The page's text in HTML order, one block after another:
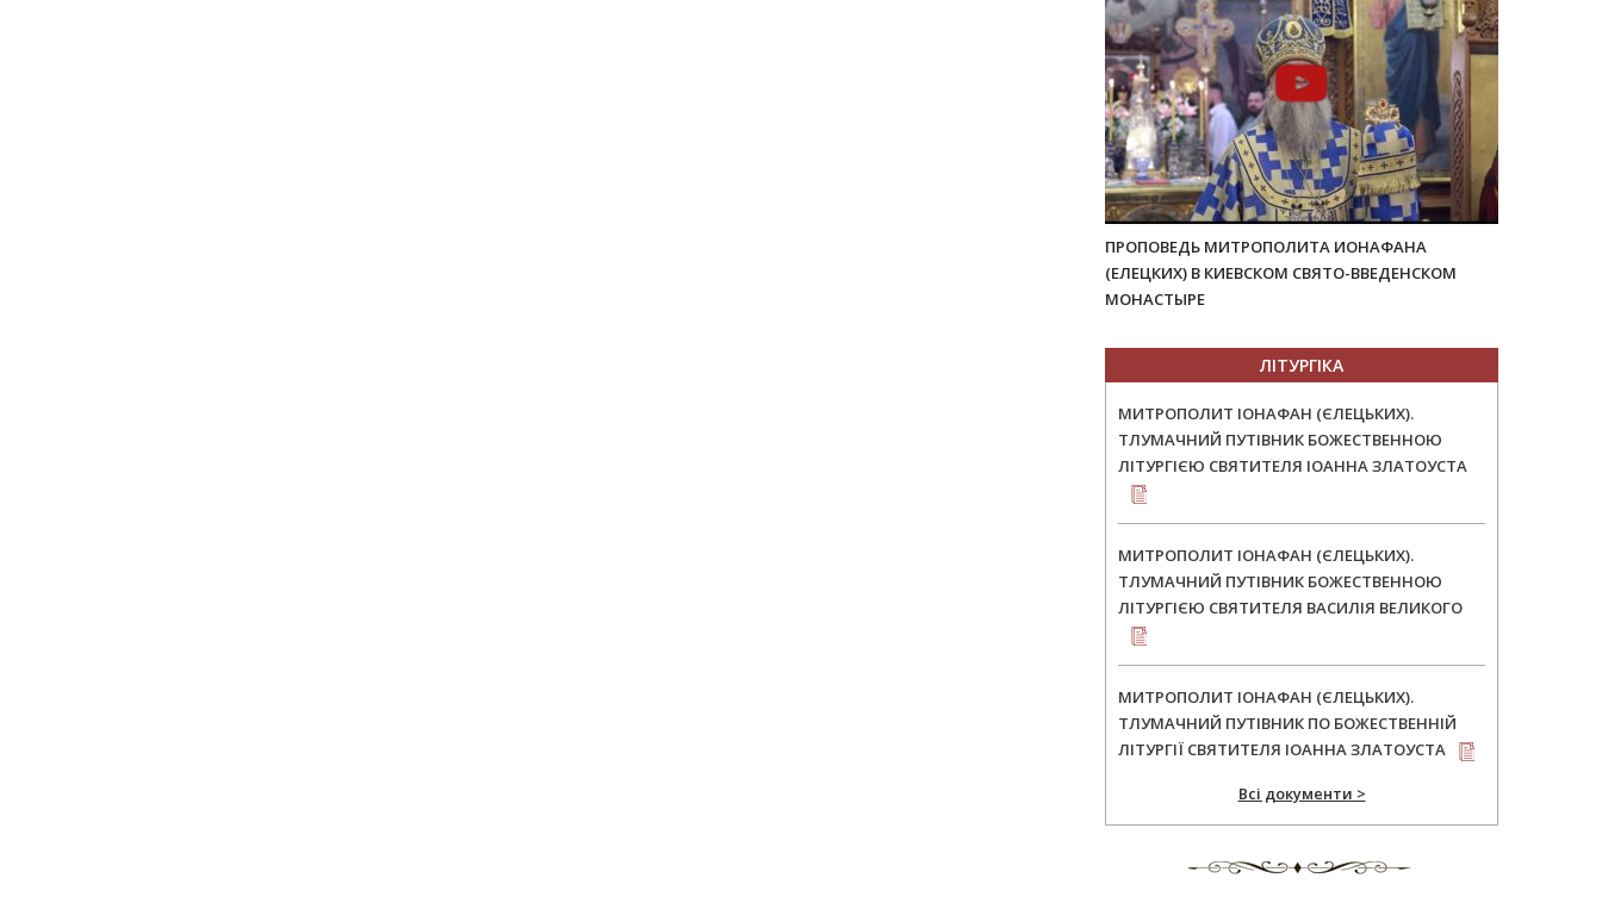
ПРОПОВЕДЬ МИТРОПОЛИТА ИОНАФАНА
(ЕЛЕЦКИХ) В КИЕВСКОМ СВЯТО-ВВЕДЕНСКОМ
МОНАСТЫРЕ
ЛІТУРГІКА
МИТРОПОЛИТ ІОНАФАН (ЄЛЕЦЬКИХ).
ТЛУМАЧНИЙ ПУТІВНИК БОЖЕСТВЕННОЮ
ЛІТУРГІЄЮ СВЯТИТЕЛЯ ІОАННА ЗЛАТОУСТА
МИТРОПОЛИТ ІОНАФАН (ЄЛЕЦЬКИХ).
ТЛУМАЧНИЙ ПУТІВНИК БОЖЕСТВЕННОЮ
ЛІТУРГІЄЮ СВЯТИТЕЛЯ ВАСИЛІЯ ВЕЛИКОГО
МИТРОПОЛИТ ІОНАФАН (ЄЛЕЦЬКИХ).
ТЛУМАЧНИЙ ПУТІВНИК ПО БОЖЕСТВЕННІЙ
ЛІТУРГІЇ СВЯТИТЕЛЯ ІОАННА ЗЛАТОУСТА
Всі документи >